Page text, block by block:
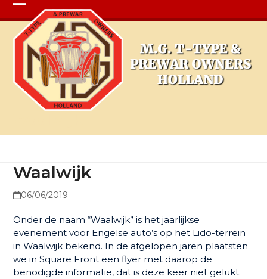
Open
mobile
menu
Close
mobile
menu
Waalwijk
06/06/2019
Onder de naam “Waalwijk” is het jaarlijkse
evenement voor Engelse auto’s op het Lido-terrein
in Waalwijk bekend. In de afgelopen jaren plaatsten
we in Square Front een flyer met daarop de
benodigde informatie, dat is deze keer niet gelukt.